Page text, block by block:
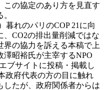
この協定のあり方を見直す
暮れのパリのCOP 21に向
CO2の排出量削減ではな
界の協力を訴える本稿で上
昭裕氏が主宰するNPO
ブサイトに投稿・掲載し
政府代表の方の目に触れ
したが、政府関係者からは